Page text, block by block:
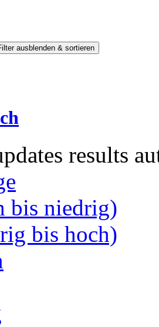
ausblenden & sortieren
results
bis niedrig)
bis hoch)